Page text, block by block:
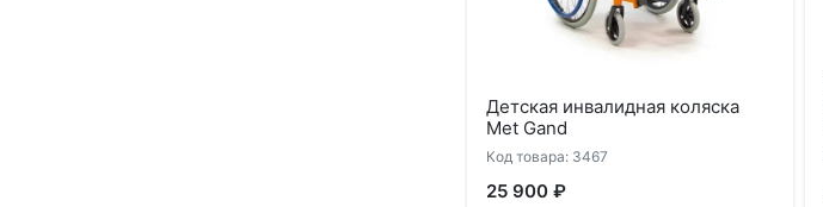
Детская инвалидная коляска
Met Gand
Код товара: 3467
25 900 ₽